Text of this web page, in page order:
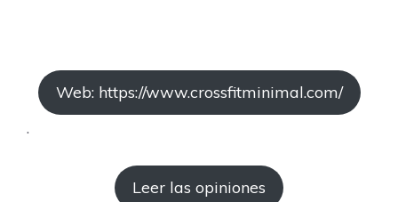
Web: https://www.crossfitminimal.com/
.
Leer las opiniones